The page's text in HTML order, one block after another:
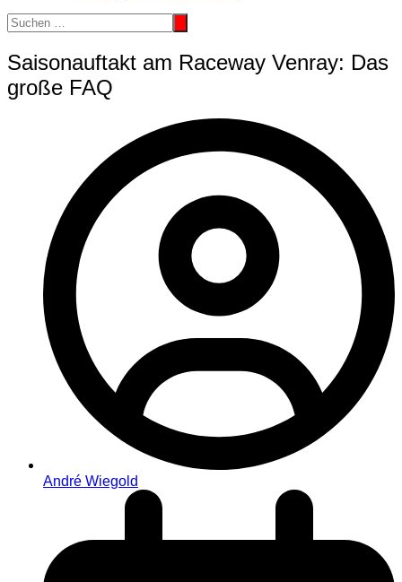
Saisonauftakt am Raceway Venray: Das
große FAQ
André Wiegold